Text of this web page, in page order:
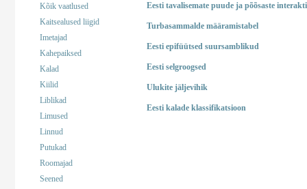
Kõik vaatlused
Kaitsealused liigid
Imetajad
Kahepaiksed
Kalad
Kiilid
Liblikad
Limused
Linnud
Putukad
Roomajad
Seened
Eesti tavalisemate puude ja põõsaste
Turbasammalde määramistabel
Eesti epifüütsed suursamblikud
Eesti selgroogsed
Ulukite jäljevihik
Eesti kalade klassifikatsioon